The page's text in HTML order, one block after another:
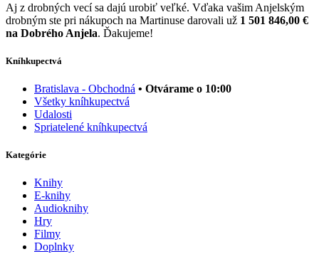
Aj z drobných vecí sa dajú urobiť veľké. Vďaka vašim Anjelským
drobným ste pri nákupoch na Martinuse darovali už 1 501 846,00 €
na Dobrého Anjela. Ďakujeme!
Kníhkupectvá
Bratislava - Obchodná • Otvárame o 10:00
Všetky kníhkupectvá
Udalosti
Spriatelené kníhkupectvá
Kategórie
Knihy
E-knihy
Audioknihy
Hry
Filmy
Doplnky